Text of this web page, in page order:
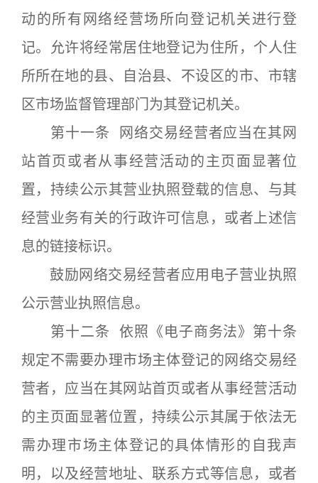
动的所有网络经营场所向登记机关进行登
记。允许将经常居住地登记为住所，个人住
所所在地的县、自治县、不设区的市、市辖
区市场监督管理部门为其登记机关。
第十一条 网络交易经营者应当在其网
站首页或者从事经营活动的主页面显著位
置，持续公示其营业执照登载的信息、与其
经营业务有关的行政许可信息，或者上述信
息的链接标识。
鼓励网络交易经营者应用电子营业执照
公示营业执照信息。
第十二条 依照《电子商务法》第十条
规定不需要办理市场主体登记的网络交易经
营者，应当在其网站首页或者从事经营活动
的主页面显著位置，持续公示其属于依法无
需办理市场主体登记的具体情形的自我声
明，以及经营地址、联系方式等信息，或者